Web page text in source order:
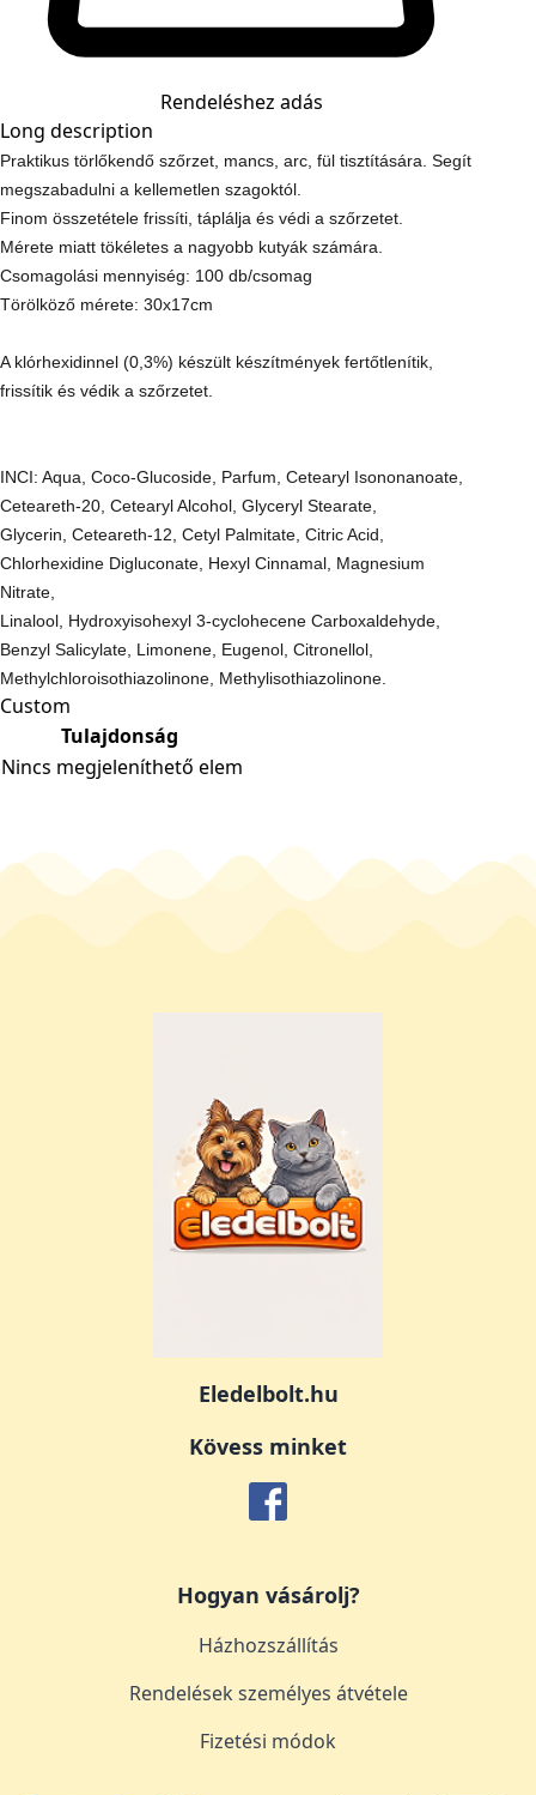
Rendeléshez adás
Long description
Praktikus törlőkendő szőrzet, mancs, arc, fül tisztítására. Segít
megszabadulni a kellemetlen szagoktól.
Finom összetétele frissíti, táplálja és védi a szőrzetet.
Mérete miatt tökéletes a nagyobb kutyák számára.
Csomagolási mennyiség: 100 db/csomag
Törölköző mérete: 30x17cm
A klórhexidinnel (0,3%) készült készítmények fertőtlenítik,
frissítik és védik a szőrzetet.
INCI: Aqua, Coco-Glucoside, Parfum, Cetearyl Isononanoate,
Ceteareth-20, Cetearyl Alcohol, Glyceryl Stearate,
Glycerin, Ceteareth-12, Cetyl Palmitate, Citric Acid,
Chlorhexidine Digluconate, Hexyl Cinnamal, Magnesium
Nitrate,
Linalool, Hydroxyisohexyl 3-cyclohecene Carboxaldehyde,
Benzyl Salicylate, Limonene, Eugenol, Citronellol,
Methylchloroisothiazolinone, Methylisothiazolinone.
Custom
Tulajdonság
Nincs megjeleníthető elem
Eledelbolt.hu
Kövess minket
Hogyan vásárolj?
Házhozszállítás
Rendelések személyes átvétele
Fizetési módok